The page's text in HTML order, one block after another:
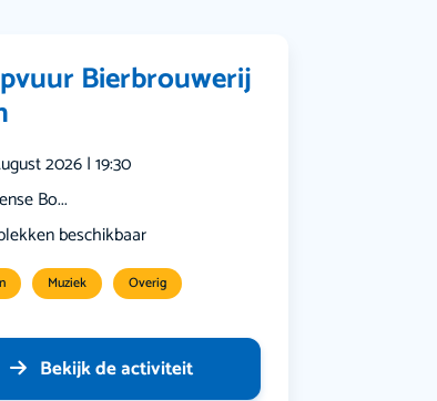
Bierbrouwerij
2026 | 19:30
Bo...
beschikbaar
Muziek Overig
Bekijk de activiteit